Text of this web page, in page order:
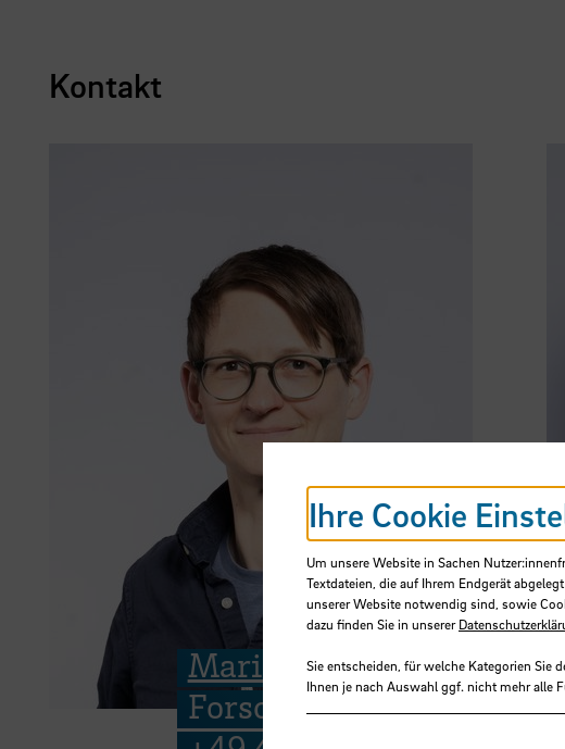
Kontakt
Marie Lottmann
Forschungsreferentin
Ihre Cookie
Um unsere Website in Sachen
Textdateien, die auf Ihrem Endgerät
unserer Website notwendig sind, sowie
dazu finden Sie in unserer
Sie entscheiden, für welche Kategorien Sie
Ihnen je nach Auswahl ggf. nicht mehr alle